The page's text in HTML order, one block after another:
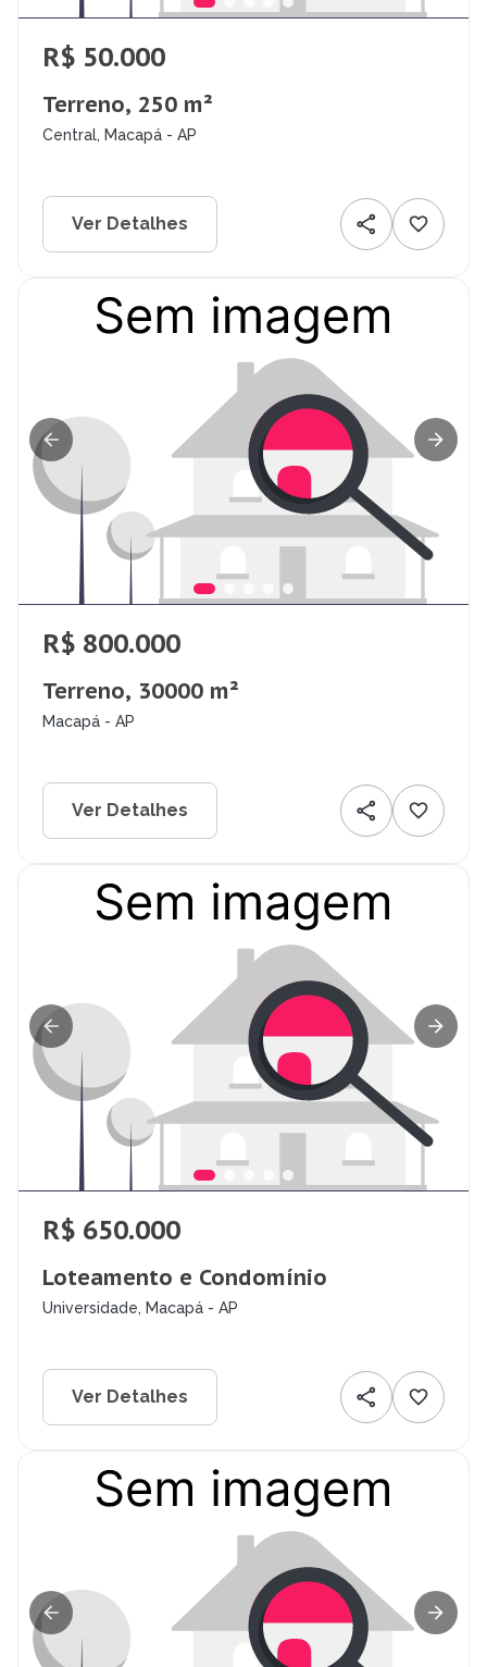
R$ 50.000
Terreno, 250 m²
Central, Macapá - AP
Ver Detalhes
R$ 800.000
Terreno, 30000 m²
Macapá - AP
Ver Detalhes
R$ 650.000
Loteamento e Condomínio
Universidade, Macapá - AP
Ver Detalhes